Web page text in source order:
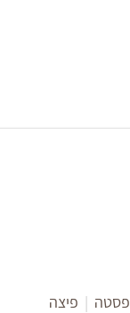
פסטה | פיצה